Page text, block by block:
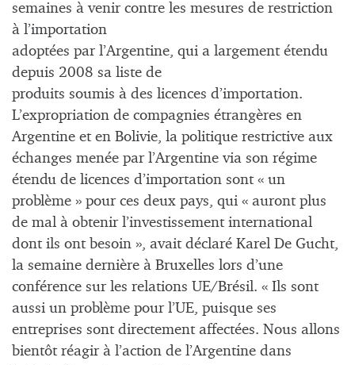
semaines à venir contre les mesures de restriction
à l’importation
adoptées par l’Argentine, qui a largement étendu
depuis 2008 sa liste de
produits soumis à des licences d’importation.
L’expropriation de compagnies étrangères en
Argentine et en Bolivie, la politique restrictive aux
échanges menée par l’Argentine via son régime
étendu de licences d’importation sont « un
problème » pour ces deux pays, qui « auront plus
de mal à obtenir l’investissement international
dont ils ont besoin », avait déclaré Karel De Gucht,
la semaine dernière à Bruxelles lors d’une
conférence sur les relations UE/Brésil. « Ils sont
aussi un problème pour l’UE, puisque ses
entreprises sont directement affectées. Nous allons
bientôt réagir à l’action de l’Argentine dans